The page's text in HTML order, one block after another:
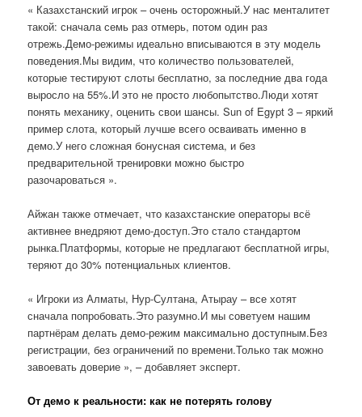
« Казахстанский игрок – очень осторожный.У нас менталитет
такой: сначала семь раз отмерь, потом один раз
отрежь.Демо-режимы идеально вписываются в эту модель
поведения.Мы видим, что количество пользователей,
которые тестируют слоты бесплатно, за последние два года
выросло на 55%.И это не просто любопытство.Люди хотят
понять механику, оценить свои шансы. Sun of Egypt 3 – яркий
пример слота, который лучше всего осваивать именно в
демо.У него сложная бонусная система, и без
предварительной тренировки можно быстро
разочароваться ».
Айжан также отмечает, что казахстанские операторы всё
активнее внедряют демо-доступ.Это стало стандартом
рынка.Платформы, которые не предлагают бесплатной игры,
теряют до 30% потенциальных клиентов.
« Игроки из Алматы, Нур-Султана, Атырау – все хотят
сначала попробовать.Это разумно.И мы советуем нашим
партнёрам делать демо-режим максимально доступным.Без
регистрации, без ограничений по времени.Только так можно
завоевать доверие », – добавляет эксперт.
От демо к реальности: как не потерять голову